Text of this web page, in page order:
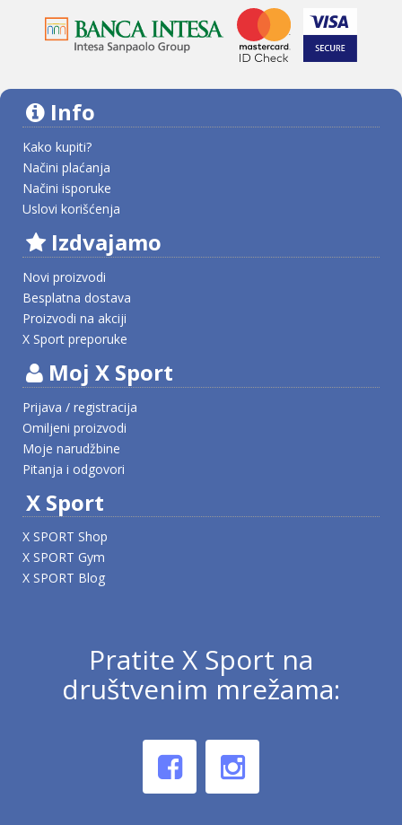
Info
Kako kupiti?
Načini plaćanja
Načini isporuke
Uslovi korišćenja
Izdvajamo
Novi proizvodi
Besplatna dostava
Proizvodi na akciji
X Sport preporuke
Moj X Sport
Prijava / registracija
Omiljeni proizvodi
Moje narudžbine
Pitanja i odgovori
X Sport
X SPORT Shop
X SPORT Gym
X SPORT Blog
Pratite X Sport na
društvenim mrežama: